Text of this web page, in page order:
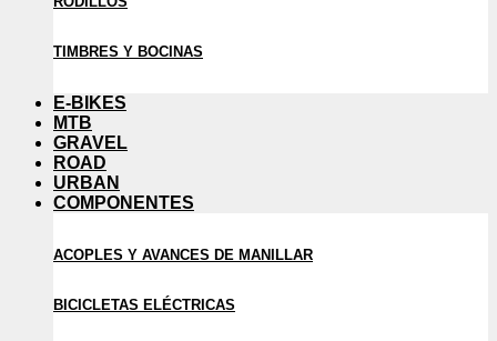
TIMBRES Y BOCINAS
E-BIKES
MTB
GRAVEL
ROAD
URBAN
COMPONENTES
ACOPLES Y AVANCES DE MANILLAR
BICICLETAS ELÉCTRICAS